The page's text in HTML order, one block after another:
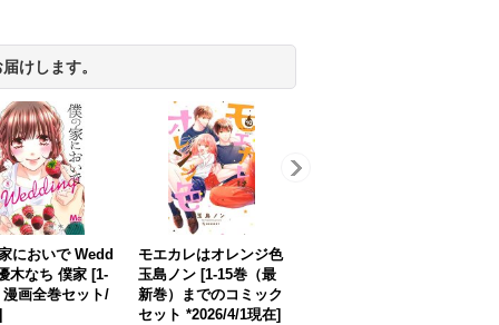
けします。
においで Wedd
木なち 僕家 [1-
漫画全巻セット/
モエカレはオレンジ色
玉島ノン [1-15巻（最
新巻）までのコミック
セット *2026/4/1現在]